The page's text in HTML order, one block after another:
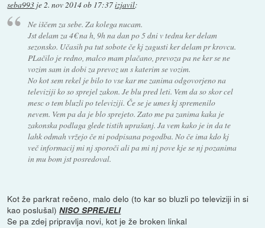
seba993 je2. nov 2014 ob 17:37izjavil:
Ne iščem za sebe. Za kolega nucam.
Jst delam za 4€ na h, 9h na dan po 5 dni v tednu ker delam
sezonsko. Učasih pa tut sobote če kj zagusti ker delam pr krovcu.
PLačilo je redno, malco mam plačano, prevoza pa ne ker se ne
vozim sam in dobi za prevoz un s katerim se vozim.
No kot sem rekel je bilo to vse kar me zanima odgovorjeno na
televiziji ko so sprejel zakon. Je blu pred leti. Vem da so skor cel
mesc o tem bluzli po televiziji. Če se je umes kj spremenilo
nevem. Vem pa da je blo sprejeto. Zato me pa zanima kaka je
zakonska podlaga glede tistih uprašanj. Ja vem kako je in da te
lahk odmah vržejo če ni podpisana pogodba. No če ima kdo kj
več informacij mi nj sporoči ali pa mi nj pove kje se nj pozanima
in mu bom jst posredoval.
Kot že parkrat rečeno, malo delo (to kar so bluzli po televiziji in si
kao poslušal)NISO SPREJELI
Se pa zdej pripravlja novi, kot je že broken linkal